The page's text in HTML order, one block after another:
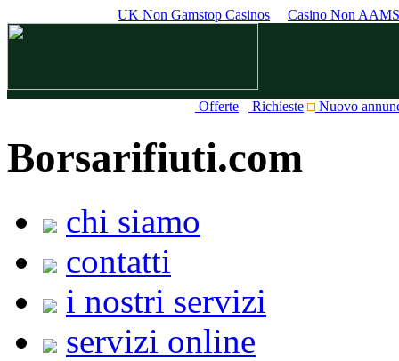
UK Non Gamstop Casinos Casino Non AAMS
Offerte Richieste Nuovo
Borsarifiuti.com
chi siamo
contatti
i nostri servizi
servizi online